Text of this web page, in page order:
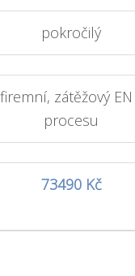
pokročilý
firemní, zátěžový EN
procesu
73490 Kč